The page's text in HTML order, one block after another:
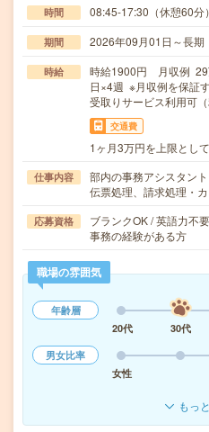
時間 08:45-17:30（休憩60分
期間 2026年09月01日～長
時給
時給1900円 月収例 29
日×4週 ※月収例を保証
受取りサービス利用可（
交通費
1ヶ月3万円を上限とし
仕事内容
部内の事務アシスタン
伝票処理、請求処理・
応募資格
ブランクOK / 英語力不要
事務の経験がある方
職場の雰囲気
年齢層
20代
30代
男女比率
女性
もっ